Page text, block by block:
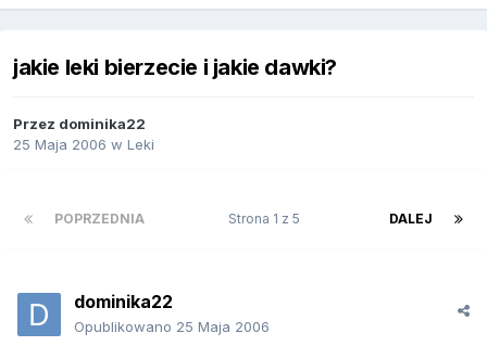
jakie leki bierzecie i jakie dawki?
Przez dominika22
25 Maja 2006 w Leki
POPRZEDNIA DALEJ
Strona 1 z 5
dominika22
Opublikowano 25 Maja 2006